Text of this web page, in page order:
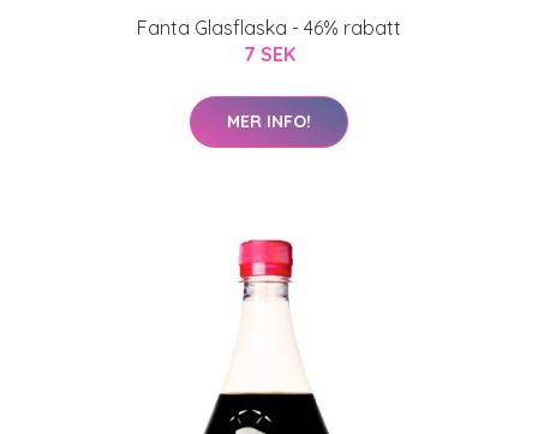
Fanta Glasflaska - 46% rabatt
7 SEK
MER INFO!